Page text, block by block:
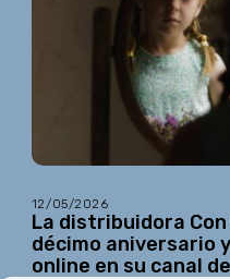
12/05/2026
La distribuidora
décimo aniversario
online en su canal